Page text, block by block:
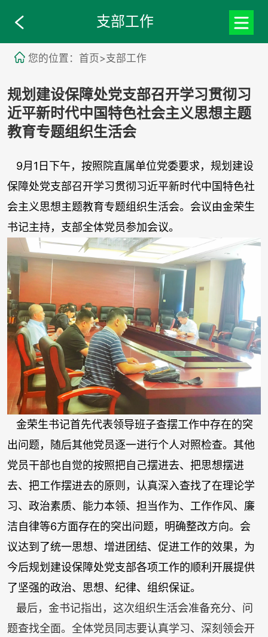
支部工作
您的位置：首页>支部工作
规划建设保障处党支部召开学习贯彻习
近平新时代中国特色社会主义思想主题
教育专题组织生活会
9月 1 日下午，按照院直属单位党委要求，规划建设
保障处党支部召开学习贯彻习近平新时代中国特色社
会主义思想主题教育专题组织生活会。会议由金荣生
书记主持，支部全体党员参加会议。
金荣生书记首先代表领导班子查摆工作中存在的突
出问题，随后其他党员逐一进行个人对照检查。其他
党员干部也自觉的按照把自己摆进去、把思想摆进
去、把工作摆进去的原则，认真深入查找了在理论学
习、政治素质、能力本领、担当作为、工作作风、廉
洁自律等6方面存在的突出问题，明确整改方向。会
议达到了统一思想、增进团结、促进工作的效果，为
今后规划建设保障处党支部各项工作的顺利开展提供
了坚强的政治、思想、纪律、组织保证。
最后，金书记指出，这次组织生活会准备充分、问
题查找全面。全体党员同志要认真学习、深刻领会开